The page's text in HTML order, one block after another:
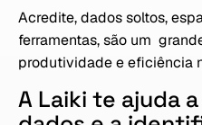
Acredite, dados soltos,
ferramentas, são um
produtividade e eficiência
A Laiki te ajuda a